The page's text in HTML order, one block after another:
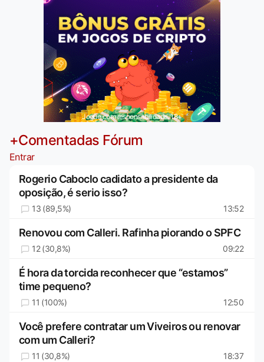
Jogue com responsabilidade. 18+
+Comentadas Fórum
Entrar
Rogerio Caboclo cadidato a presidente da
oposição, é serio isso?
13 (89,5%) 13:52
Renovou com Calleri. Rafinha piorando o SPFC
12 (30,8%) 09:22
É hora da torcida reconhecer que “estamos”
time pequeno?
11 (100%) 12:50
Você prefere contratar um Viveiros ou renovar
com um Calleri?
11 (30,8%) 18:37